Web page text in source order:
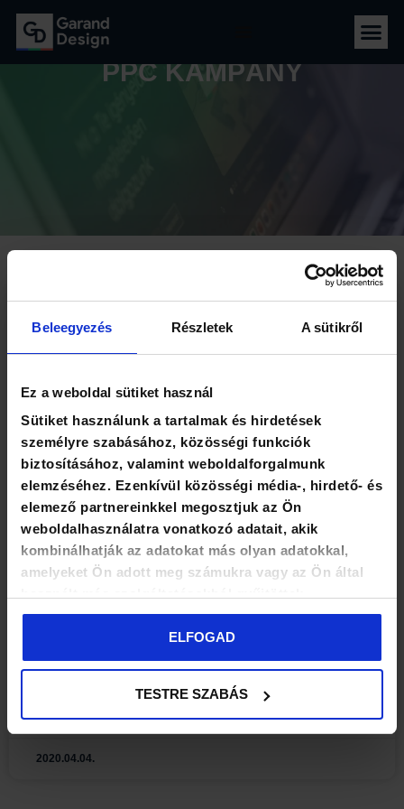
Beleegyezés Részletek A sütikről
Ez a weboldal sütiket használ
Sütiket használunk a tartalmak és hirdetések
személyre szabásához, közösségi funkciók
biztosításához, valamint weboldalforgalmunk
elemzéséhez. Ezenkívül közösségi média-, hirdető- és
elemező partnereinkkel megosztjuk az Ön
weboldalhasználatra vonatkozó adatait, akik
kombinálhatják az adatokat más olyan adatokkal,
amelyeket Ön adott meg számukra vagy az Ön által
ELFOGAD
TESTRE SZABÁS
PPC KAMPÁNY
Mű-Pack Kft. – oszd meg és
uralkodj
is többszörözheti. Hogyan lehetséges ez? Ismerd
meg a sikeres
2020.04.04.